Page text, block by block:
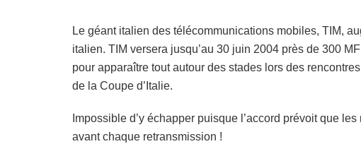
Le géant italien des télécommunications mobiles, TIM,
italien. TIM versera jusqu’au 30 juin 2004 près de 300
pour apparaître tout autour des stades lors des
de la Coupe d’Italie.
Impossible d’y échapper puisque l’accord prévoit que
avant chaque retransmission !